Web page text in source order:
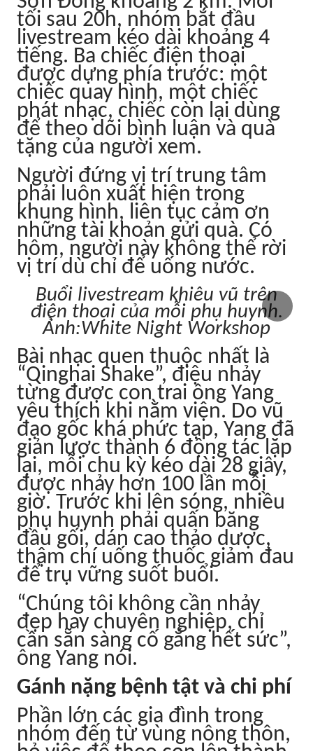
tối sau 20h, nhóm bắt đầu
livestream kéo dài khoảng 4
tiếng. Ba chiếc điện thoại
được dựng phía trước: một
chiếc quay hình, một chiếc
phát nhạc, chiếc còn lại dùng
để theo dõi bình luận và quà
tặng của người xem.
Người đứng vị trí trung tâm
phải luôn xuất hiện trong
khung hình, liên tục cảm ơn
những tài khoản gửi quà. Có
hôm, người này không thể rời
vị trí dù chỉ để uống nước.
Buổi livestream khiêu vũ trên
điện thoại của mỗi phụ huynh.
Ảnh:White Night Workshop
Bài nhạc quen thuộc nhất là
“Qinghai Shake”, điệu nhảy
từng được con trai ông Yang
yêu thích khi nằm viện. Do vũ
đạo gốc khá phức tạp, Yang đã
giản lược thành 6 động tác lặp
lại, mỗi chu kỳ kéo dài 28 giây,
được nhảy hơn 100 lần mỗi
giờ. Trước khi lên sóng, nhiều
phụ huynh phải quấn băng
đầu gối, dán cao thảo dược,
thậm chí uống thuốc giảm đau
để trụ vững suốt buổi.
“Chúng tôi không cần nhảy
đẹp hay chuyên nghiệp, chỉ
cần sẵn sàng cố gắng hết sức”,
ông Yang nói.
Gánh nặng bệnh tật và chi phí
Phần lớn các gia đình trong
nhóm đến từ vùng nông thôn,